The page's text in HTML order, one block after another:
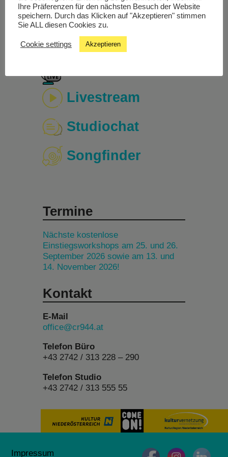
Valerie Springer: „Tragikomisch, schillernd, zärtlich.“
Livestream
Studiochat
Songfinder
Termine
Nächste kostenlose
Einstiegsworkshops am 25. und 26.
September 2026 sowie am 13. und
14. November 2026!
Kontakt
E-Mail
office@cr944.at
Telefon Büro
+43 2742 / 313 228 – 290
Telefon Studio
+43 2742 / 313 555 55
Impressum
Ihre Präferenzen für den nächsten Besuch der Website
speichern. Durch das Klicken auf "Akzeptieren" stimmen
Sie ALL diesen Cookies zu.
Cookie settings Akzeptieren